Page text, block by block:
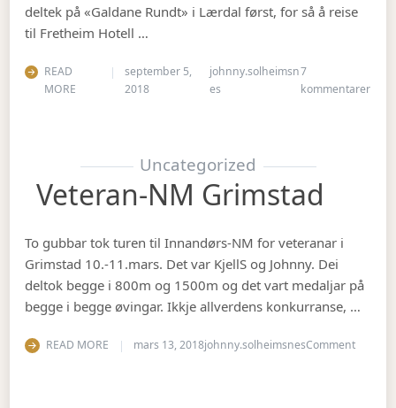
deltek på «Galdane Rundt» i Lærdal først, for så å reise
til Fretheim Hotell …
READ
MORE
september 5,
2018
johnny.solheimsn
es
7
kommentarertil
Uncategorized
Veteran-NM Grimstad
To gubbar tok turen til Innandørs-NM for veteranar i
Grimstad 10.-11.mars. Det var KjellS og Johnny. Dei
deltok begge i 800m og 1500m og det vart medaljar på
begge i begge øvingar. Ikkje allverdens konkurranse, …
READ MORE mars 13, 2018johnny.solheimsnesCommenton